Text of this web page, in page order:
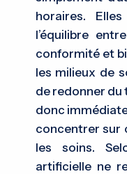
horaires.
l’équilibre
conformité et
les milieux de
de redonner du
donc
concentrer sur
les soins.
artificielle ne